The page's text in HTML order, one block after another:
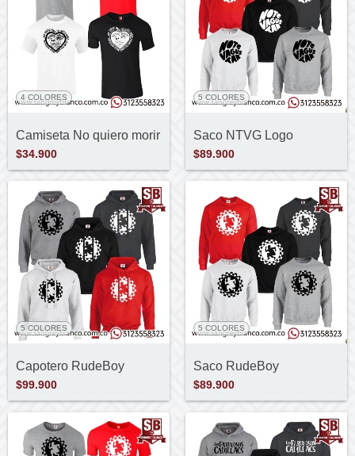
4 COLORES
Camiseta No quiero morir
$34.900
5 COLORES
Saco NTVG Logo
$89.900
5 COLORES
Capotero RudeBoy
$99.900
5 COLORES
Saco RudeBoy
$89.900